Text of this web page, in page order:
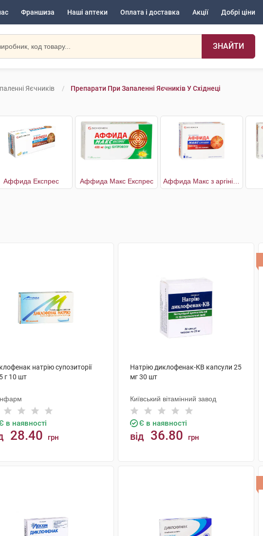
Франшиза Наші аптеки Оплата і доставка Акції Добрі ціни
ЗНАЙТИ
Яєчників Препарати При Запаленні Яєчників У Східнеці
Аффида Експрес Аффида Макс Експрес
натрію супозиторії
г 10 шт
в наявності
28.40 грн
Натрію диклофенак-КВ капсули 25
мг 30 шт
Київський вітамінний завод
Є в наявності
від 36.80 грн